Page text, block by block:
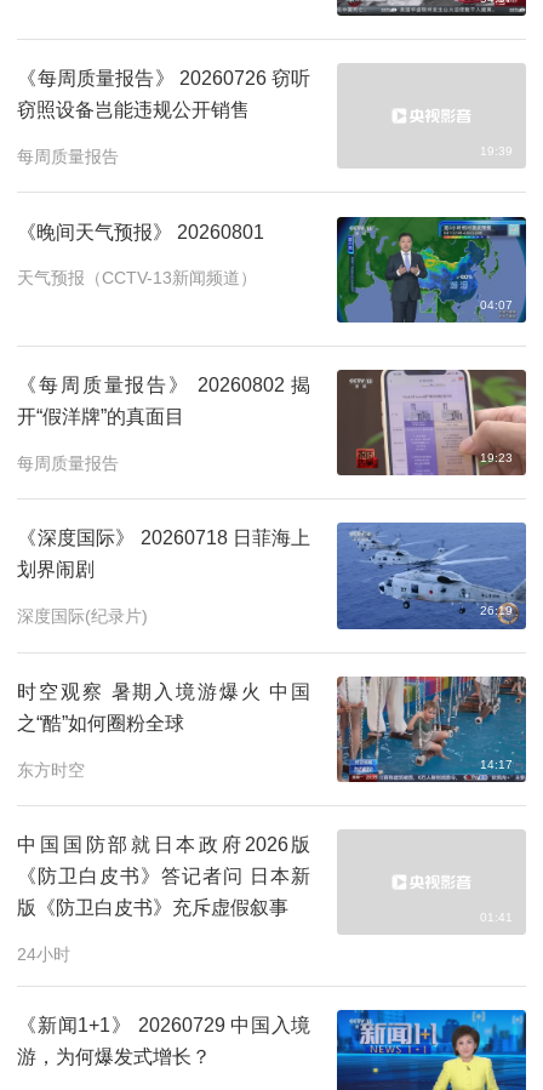
《每周质量报告》 20260726 窃听
窃照设备岂能违规公开销售
每周质量报告 19:39
《晚间天气预报》 20260801
天气预报（CCTV-13新闻频道）
04:07
《每周质量报告》 20260802 揭
开“假洋牌”的真面目
每周质量报告 19:23
《深度国际》 20260718 日菲海上
划界闹剧
深度国际(纪录片) 26:19
时空观察 暑期入境游爆火 中国
之“酷”如何圈粉全球
东方时空 14:17
中国国防部就日本政府2026版
《防卫白皮书》答记者问 日本新
版《防卫白皮书》充斥虚假叙事
24小时
01:41
《新闻1+1》 20260729 中国入境
游，为何爆发式增长？